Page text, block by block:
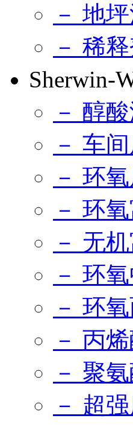
－ 地
－ 稀释
Sherwin-
－ 醇
－ 车
－ 环
－ 环
－ 无
－ 环
－ 环
－ 丙
－ 聚
－ 超